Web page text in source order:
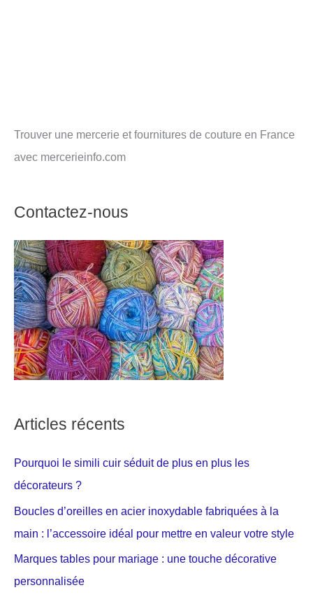
Trouver une mercerie et fournitures de couture en France
avec mercerieinfo.com
Contactez-nous
Articles récents
Pourquoi le simili cuir séduit de plus en plus les
décorateurs ?
Boucles d’oreilles en acier inoxydable fabriquées à la
main : l’accessoire idéal pour mettre en valeur votre style
Marques tables pour mariage : une touche décorative
personnalisée